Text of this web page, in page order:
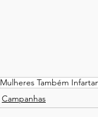
Mulheres Também
Campanhas